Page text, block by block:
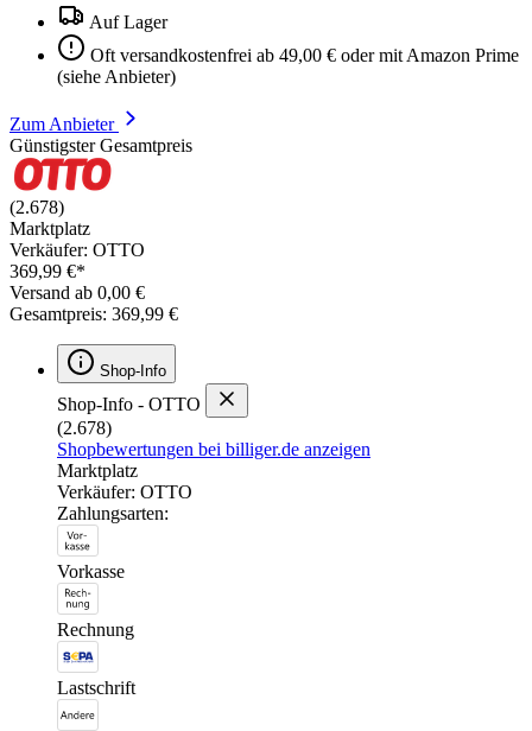
Auf Lager
Oft versandkostenfrei ab 49,00 € oder mit Amazon Prime
(siehe Anbieter)
Zum Anbieter
Günstigster Gesamtpreis
(2.678)
Marktplatz
Verkäufer: OTTO
369,99 €*
Versand ab 0,00 €
Gesamtpreis: 369,99 €
Shop-Info
Shop-Info - OTTO
(2.678)
Shopbewertungen bei billiger.de anzeigen
Marktplatz
Verkäufer: OTTO
Zahlungsarten:
Vorkasse
Rechnung
Lastschrift